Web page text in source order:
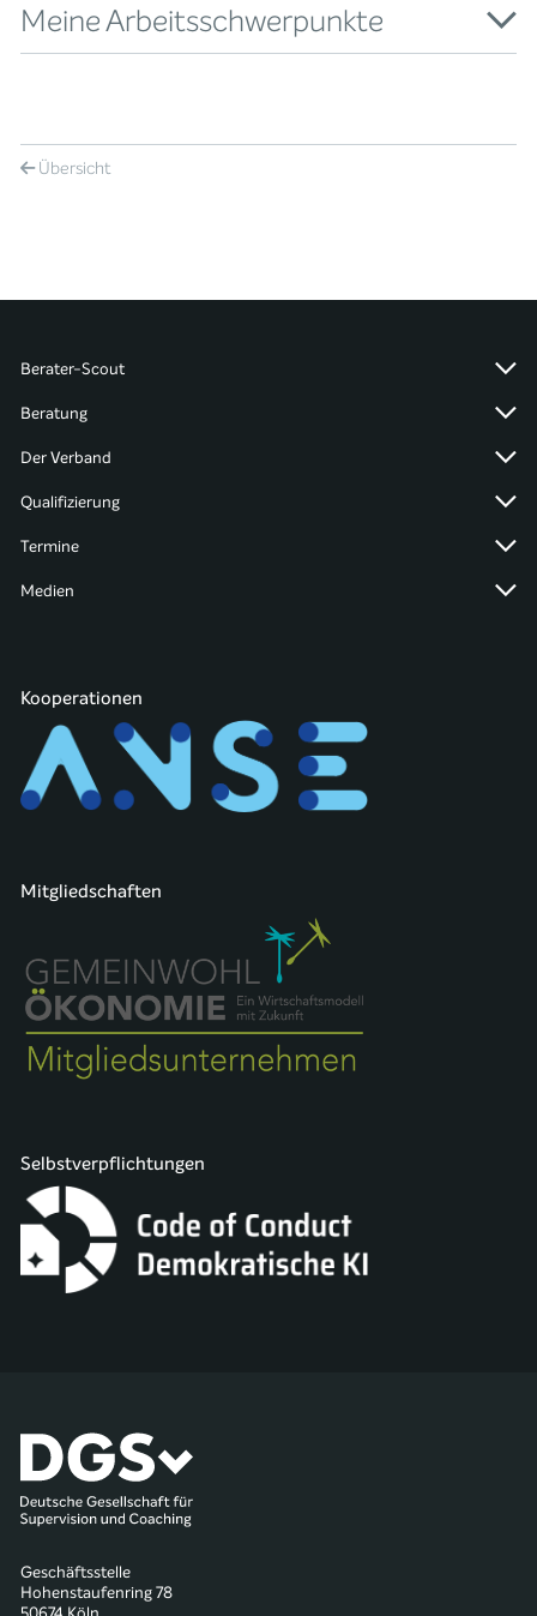
Meine Arbeitsschwerpunkte
Übersicht
Berater-Scout
Beratung
Der Verband
Qualifizierung
Termine
Medien
Kooperationen
Mitgliedschaften
Selbstverpflichtungen
Geschäftsstelle
Hohenstaufenring 78